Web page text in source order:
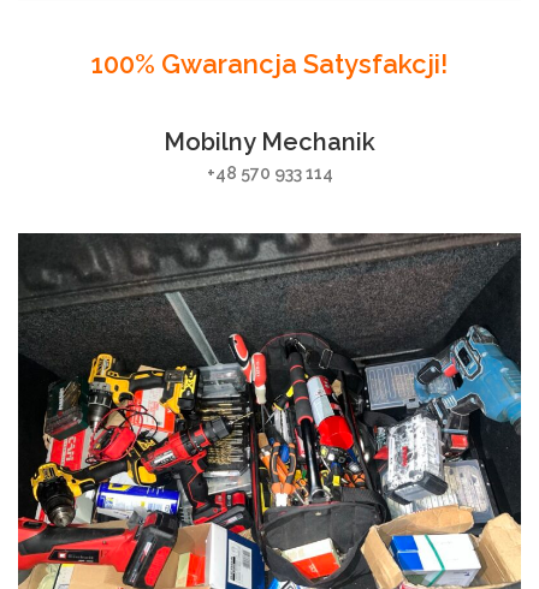
100% Gwarancja Satysfakcji!
Mobilny Mechanik
+48 570 933 114